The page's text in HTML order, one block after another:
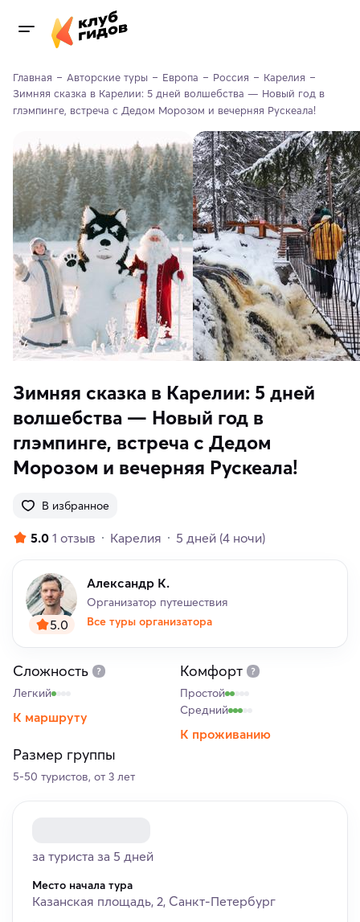
Главная Авторские туры Европа Россия
Карелия
Зимняя сказка в Карелии: 5 дней волшебства — Новый год в
глэмпинге, встреча с Дедом Морозом и вечерняя Рускеала!
Зимняя сказка в Карелии: 5 дней
волшебства — Новый год в
глэмпинге, встреча с Дедом
Морозом и вечерняя Рускеала!
В избранное
5.0 1 отзыв Карелия 5 дней (4 ночи)
5.0
Александр К.
Организатор путешествия
Все туры организатора
Сложность
Легкий
К маршруту
Комфорт
Простой
Средний
К проживанию
Размер группы
5-50 туристов, от 3 лет
за туриста за 5 дней
Место начала тура
Казанская площадь, 2, Санкт-Петербург